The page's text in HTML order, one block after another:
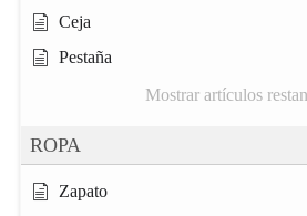
Ceja
Pestaña
Mostrar artículos
ROPA
Zapato